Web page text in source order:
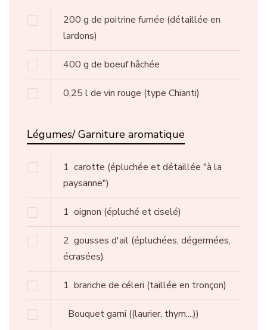
200 g de poitrine fumée (détaillée en
lardons)
400 g de boeuf hâchée
0,25 lde vin rouge (type Chianti)
Légumes/ Garniture aromatique
1 carotte (épluchée et détaillée "à la
paysanne")
1 oignon (épluché et ciselé)
2 gousses d'ail (épluchées, dégermées,
écrasées)
1 branche de céleri (taillée en tronçon)
Bouquet garni ((laurier, thym,...))